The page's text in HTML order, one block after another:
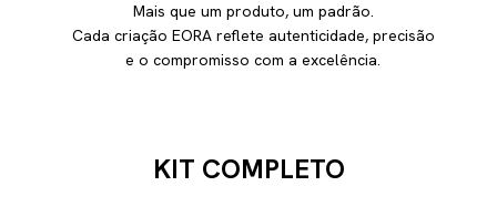
Mais que um produto, um padrão.
Cada criação EORA reflete autenticidade, precisão
e o compromisso com a excelência.
KIT COMPLETO